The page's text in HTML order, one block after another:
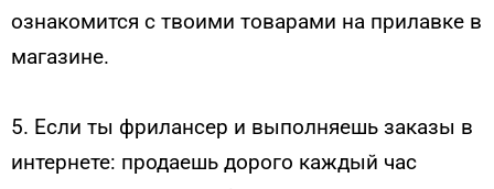
ознакомится с твоими товарами на прилавке в
магазине.
5. Если ты фрилансер и выполняешь заказы в
интернете: продаешь дорого каждый час